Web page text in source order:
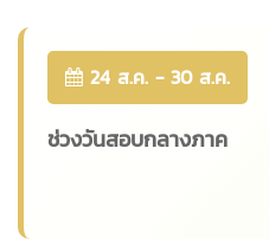
24 ส.ค. - 30 ส.ค.
ช่วงวันสอบกลางภาค